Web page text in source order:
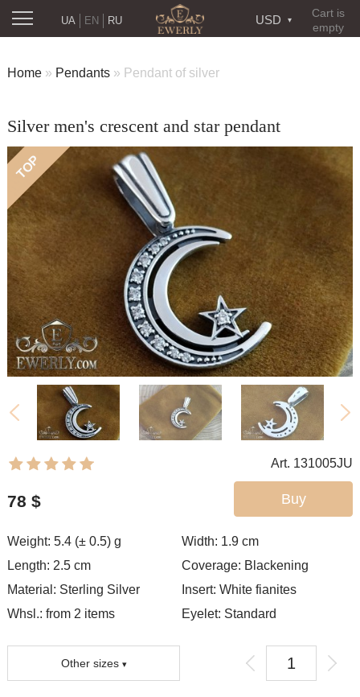
Cart is
empty
USD
RU
UA EN
Home » Pendants » Pendant of silver
Silver men's crescent and star pendant
TOP
Art. 131005JU
Buy
78 $
Weight: 5.4 (± 0.5) g Width: 1.9cm
Length: 2.5 cm
Coverage: Blackening
Material: Sterling Silver
Insert: White fianites
Whsl.: from 2 items
Eyelet: Standard
Other sizes